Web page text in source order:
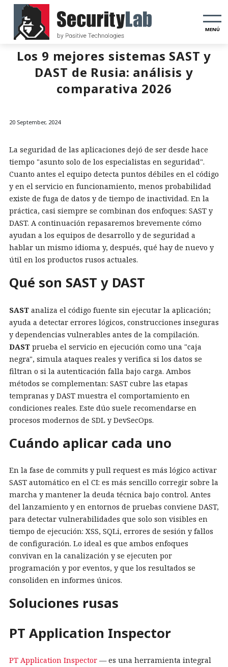
MENÚ
Los 9 mejores sistemas SAST y
DAST de Rusia: análisis y
comparativa 2026
20 September, 2024
La seguridad de las aplicaciones dejó de ser desde hace
tiempo "asunto solo de los especialistas en seguridad".
Cuanto antes el equipo detecta puntos débiles en el código
y en el servicio en funcionamiento, menos probabilidad
existe de fuga de datos y de tiempo de inactividad. En la
práctica, casi siempre se combinan dos enfoques: SAST y
DAST. A continuación repasaremos brevemente cómo
ayudan a los equipos de desarrollo y de seguridad a
hablar un mismo idioma y, después, qué hay de nuevo y
útil en los productos rusos actuales.
Qué son SAST y DAST
SAST analiza el código fuente sin ejecutar la aplicación;
ayuda a detectar errores lógicos, construcciones inseguras
y dependencias vulnerables antes de la compilación.
DAST prueba el servicio en ejecución como una "caja
negra", simula ataques reales y verifica si los datos se
filtran o si la autenticación falla bajo carga. Ambos
métodos se complementan: SAST cubre las etapas
tempranas y DAST muestra el comportamiento en
condiciones reales. Este dúo suele recomendarse en
procesos modernos de SDL y DevSecOps.
Cuándo aplicar cada uno
En la fase de commits y pull request es más lógico activar
SAST automático en el CI: es más sencillo corregir sobre la
marcha y mantener la deuda técnica bajo control. Antes
del lanzamiento y en entornos de pruebas conviene DAST,
para detectar vulnerabilidades que solo son visibles en
tiempo de ejecución: XSS, SQLi, errores de sesión y fallos
de configuración. Lo ideal es que ambos enfoques
convivan en la canalización y se ejecuten por
programación y por eventos, y que los resultados se
consoliden en informes únicos.
Soluciones rusas
PT Application Inspector
PT Application Inspector — es una herramienta integral